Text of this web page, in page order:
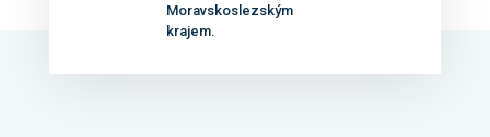
Moravskoslezským
krajem.